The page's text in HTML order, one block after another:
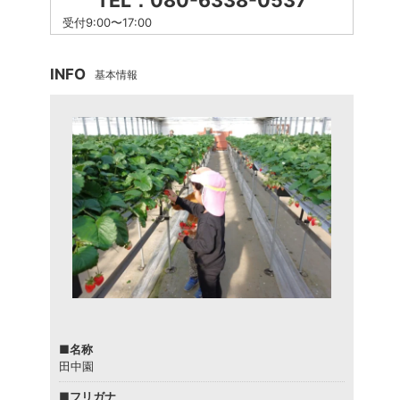
受付9:00〜17:00
INFO 基本情報
■名称
田中園
■フリガナ